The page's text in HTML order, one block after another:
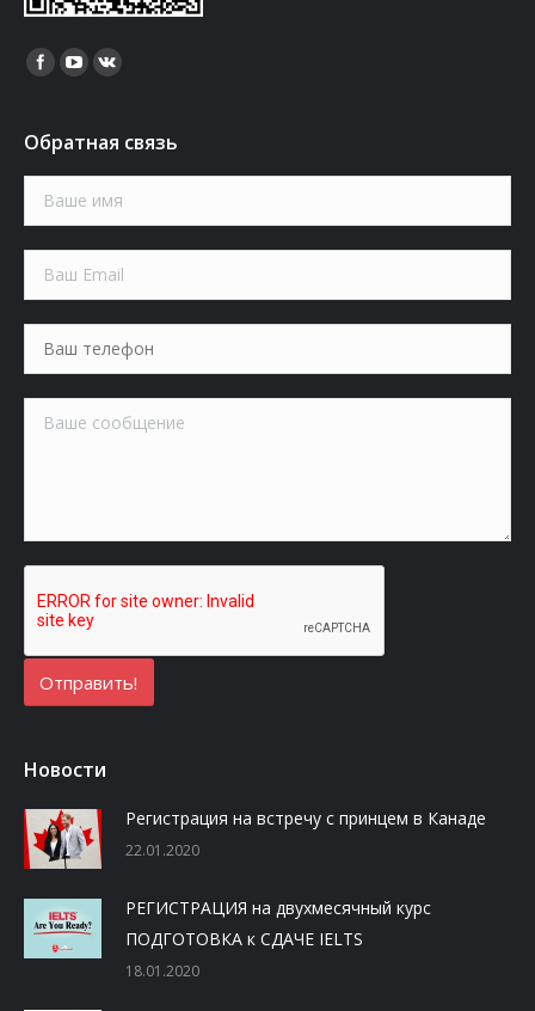
Найдите нас:
Обратная связь
Новости
Регистрация на встречу с принцем в Канаде
22.01.2020
РЕГИСТРАЦИЯ на двухмесячный курс
ПОДГОТОВКА к СДАЧЕ IELTS
18.01.2020